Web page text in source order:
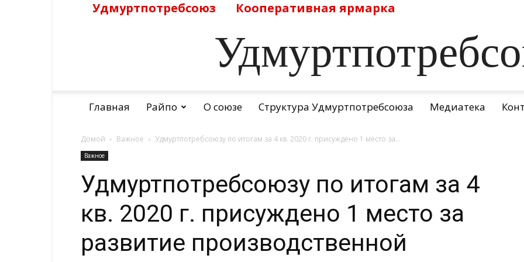
Удмуртпотребсоюз Кооперативная ярмарка
Главная Райпо О союзе Структура Удмуртпотребсоюза Медиатека
Домой Важное Удмуртпотребсоюзу по итогам за 4 кв. 2020 г. присуждено 1 место за...
Важное
Удмуртпотребсоюзу по итогам за 4
кв. 2020 г. присуждено 1 место за
развитие производственной